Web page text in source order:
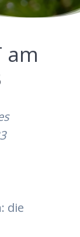
am
die